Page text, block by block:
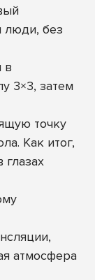
люди, без
в
3×3, затем
точку
Как итог,
глазах
атмосфера